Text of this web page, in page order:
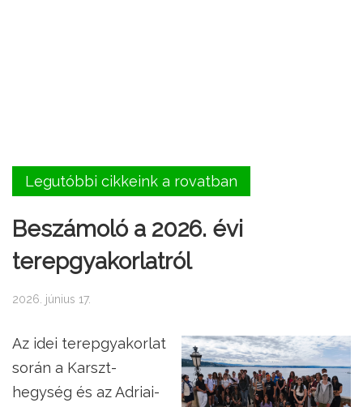
Legutóbbi cikkeink a rovatban
Beszámoló a 2026. évi
terepgyakorlatról
2026. június 17.
Az idei terepgyakorlat
során a Karszt-
hegység és az Adriai-